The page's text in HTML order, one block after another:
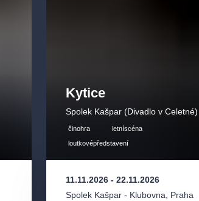
Kytice
Spolek Kašpar (Divadlo v Celetné)
činohra
letníscéna
loutkovépředstavení
11.11.2026 -22.11.2026
Spolek Kašpar - Klubovna
Praha